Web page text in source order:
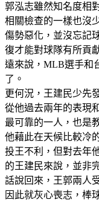
郭泓志雖然知名度相
相關檢查的一樣也沒
傷勢惡化，並沒忘記
復才能對球隊有所貢
遠來說，MLB選手和
了。
更何況，王建民少先
從他過去兩年的表現
最可靠的一人，也是
他藉此在天候比較冷
投王不利，但對去年
的王建民來說，並非
話說回來，王郭兩人
因此就灰心喪志，棒